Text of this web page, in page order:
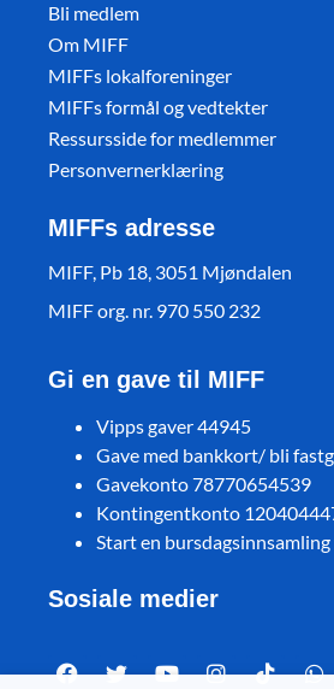
Bli medlem
Om MIFF
MIFFs lokalforeninger
MIFFs formål og vedtekter
Ressursside for medlemmer
Personvernerklæring
MIFFs adresse
MIFF, Pb 18, 3051 Mjøndalen
MIFF org. nr. 970 550 232
Gi en gave til MIFF
Vipps gaver 44945
Gave med bankkort/ bli
Gavekonto 78770654539
Kontingentkonto
Start en
Sosiale medier